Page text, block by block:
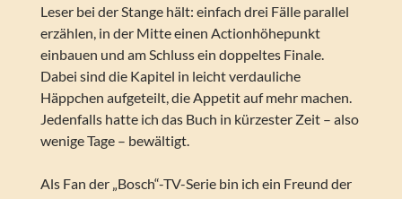
Leser bei der Stange hält: einfach drei Fälle parallel
erzählen, in der Mitte einen Actionhöhepunkt
einbauen und am Schluss ein doppeltes Finale.
Dabei sind die Kapitel in leicht verdauliche
Häppchen aufgeteilt, die Appetit auf mehr machen.
Jedenfalls hatte ich das Buch in kürzester Zeit – also
wenige Tage – bewältigt.
Als Fan der „Bosch“-TV-Serie bin ich ein Freund der